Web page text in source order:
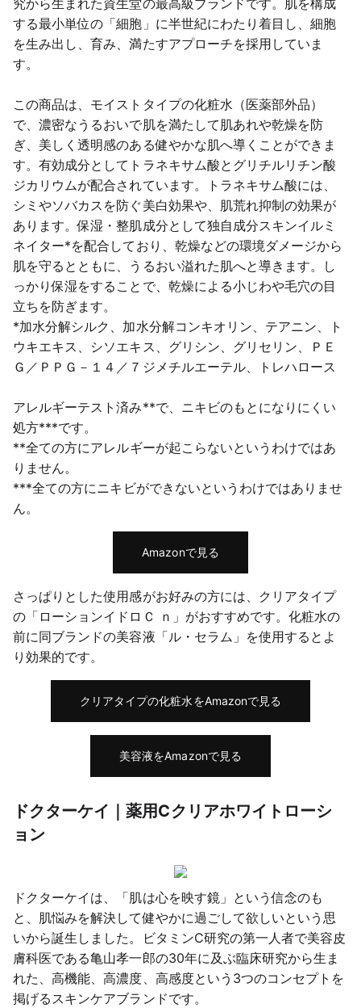
究から生まれた資生堂の最高級ブランドです。肌を構成
する最小単位の「細胞」に半世紀にわたり着目し、細胞
を生み出し、育み、満たすアプローチを採用していま
す。
この商品は、モイストタイプの化粧水（医薬部外品）
で、濃密なうるおいで肌を満たして肌あれや乾燥を防
ぎ、美しく透明感のある健やかな肌へ導くことができま
す。有効成分としてトラネキサム酸とグリチルリチン酸
ジカリウムが配合されています。トラネキサム酸には、
シミやソバカスを防ぐ美白効果や、肌荒れ抑制の効果が
あります。保湿・整肌成分として独自成分スキンイルミ
ネイター*を配合しており、乾燥などの環境ダメージから
肌を守るとともに、うるおい溢れた肌へと導きます。し
っかり保湿をすることで、乾燥による小じわや毛穴の目
立ちを防ぎます。
*加水分解シルク、加水分解コンキオリン、テアニン、ト
ウキエキス、シソエキス、グリシン、グリセリン、ＰＥ
Ｇ／ＰＰＧ－１４／７ジメチルエーテル、トレハロース
アレルギーテスト済み**で、ニキビのもとになりにくい
処方***です。
**全ての方にアレルギーが起こらないというわけではあ
りません。
***全ての方にニキビができないというわけではありませ
ん。
Amazonで見る
さっぱりとした使用感がお好みの方には、クリアタイプ
の「ローションイドロＣ ｎ」がおすすめです。化粧水の
前に同ブランドの美容液「ル・セラム」を使用するとよ
り効果的です。
クリアタイプの化粧水をAmazonで見る
美容液をAmazonで見る
ドクターケイ｜薬用Cクリアホワイトローシ
ョン
ドクターケイは、「肌は心を映す鏡」という信念のも
と、肌悩みを解決して健やかに過ごして欲しいという思
いから誕生しました。ビタミンC研究の第一人者で美容皮
膚科医である亀山孝一郎の30年に及ぶ臨床研究から生ま
れた、高機能、高濃度、高感度という3つのコンセプトを
掲げるスキンケアブランドです。